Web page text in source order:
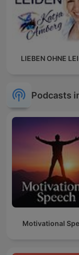
LIEBEN OHNE
Podcasts
Motivational